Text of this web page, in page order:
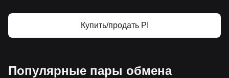
Купить/продать PI
Популярные пары обмена